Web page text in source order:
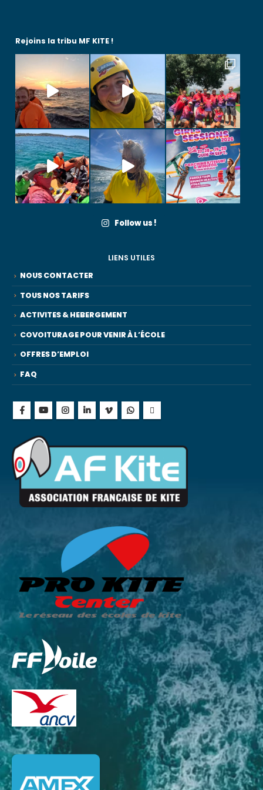
Rejoins la tribu MF KITE !
Follow us !
LIENS UTILES
NOUS CONTACTER
TOUS NOS TARIFS
ACTIVITES & HEBERGEMENT
COVOITURAGE POUR VENIR À L’ÉCOLE
OFFRES D’EMPLOI
FAQ